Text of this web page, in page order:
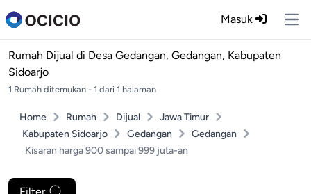
Masuk
Rumah Dijual di Desa Gedangan, Gedangan, Kabupaten
Sidoarjo
1 Rumah ditemukan - 1 dari 1 halaman
Home Rumah Dijual
Jawa Timur
Kabupaten Sidoarjo
Gedangan
Gedangan
Kisaran harga 900 sampai 999 juta-an